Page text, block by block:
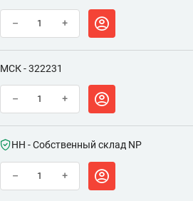
– +
МСК - 322231
– +
НН - Собственный склад NP
– +